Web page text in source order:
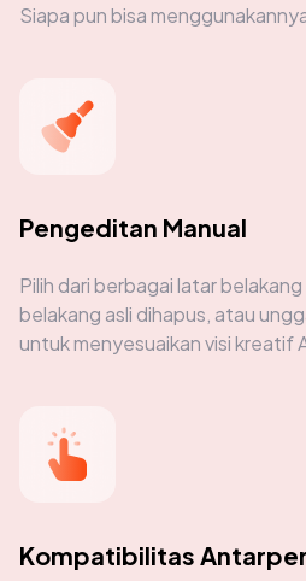
Siapa pun bisa
Pengeditan Manual
Pilih dari berbagai latar
belakang asli dihapus, atau
untuk menyesuaikan visi kreatif
Kompatibilitas